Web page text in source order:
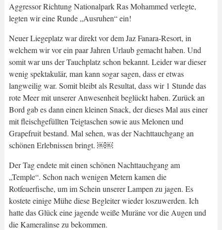
Aggressor Richtung Nationalpark Ras Mohammed verlegte,
legten wir eine Runde „Ausruhen“ ein!
Neuer Liegeplatz war direkt vor dem Jaz Fanara-Resort, in
welchem wir vor ein paar Jahren Urlaub gemacht haben. Und
somit war uns der Tauchplatz schon bekannt. Leider war dieser
wenig spektakulär, man kann sogar sagen, dass er etwas
langweilig war. Somit bleibt als Resultat, dass wir 1 Stunde das
rote Meer mit unserer Anwesenheit beglückt haben. Zurück an
Bord gab es dann einen kleinen Snack, der dieses Mal aus einer
mit fleischgefüllten Teigtaschen sowie aus Melonen und
Grapefruit bestand. Mal sehen, was der Nachttauchgang an
schönen Erlebnissen bringt. ￼￼
Der Tag endete mit einen schönen Nachttauchgang am
„Temple“. Schon nach wenigen Metern kamen die
Rotfeuerfische, um im Schein unserer Lampen zu jagen. Es
kostete einige Mühe diese Begleiter wieder loszuwerden. Ich
hatte das Glück eine jagende weiße Muräne vor die Augen und
die Kameralinse zu bekommen.